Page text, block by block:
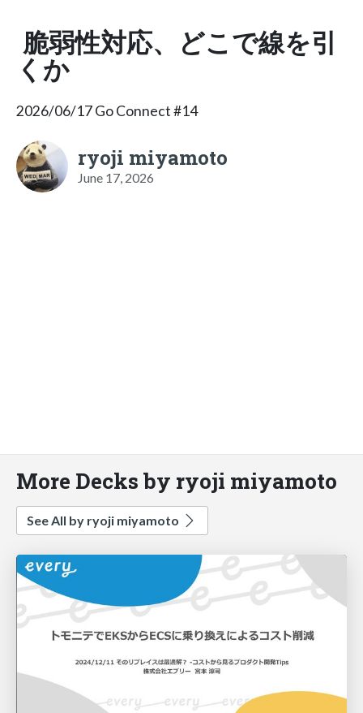
脆弱性対応、どこで線を引
くか
2026/06/17 Go Connect #14
ryoji miyamoto
June 17, 2026
More Decks by ryoji miyamoto
See All by ryoji miyamoto